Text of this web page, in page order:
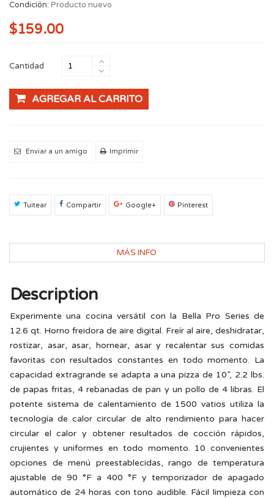
Condición: Producto nuevo
$159.00
Cantidad
AGREGAR AL CARRITO
Enviar a un amigo Imprimir
Tuitear Compartir Google+ Pinterest
MÁS INFO
Description
Experimente una cocina versátil con la Bella Pro Series de
12.6 qt. Horno freidora de aire digital. Freír al aire, deshidratar,
rostizar, asar, asar, hornear, asar y recalentar sus comidas
favoritas con resultados constantes en todo momento. La
capacidad extragrande se adapta a una pizza de 10”, 2.2 lbs.
de papas fritas, 4 rebanadas de pan y un pollo de 4 libras. El
potente sistema de calentamiento de 1500 vatios utiliza la
tecnología de calor circular de alto rendimiento para hacer
circular el calor y obtener resultados de cocción rápidos,
crujientes y uniformes en todo momento. 10 convenientes
opciones de menú preestablecidas, rango de temperatura
ajustable de 90 °F a 400 °F y temporizador de apagado
automático de 24 horas con tono audible. Fácil limpieza con